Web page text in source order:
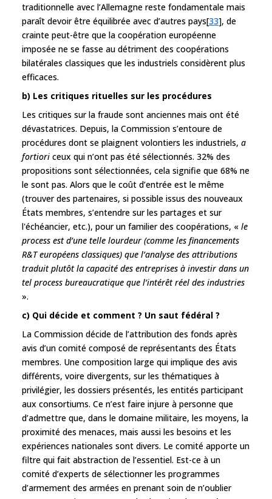
traditionnelle avec l’Allemagne reste fondamentale mais
paraît devoir être équilibrée avec d’autres pays[33], de
crainte peut-être que la coopération européenne
imposée ne se fasse au détriment des coopérations
bilatérales classiques que les industriels considèrent plus
efficaces.
b) Les critiques rituelles sur les procédures
Les critiques sur la fraude sont anciennes mais ont été
dévastatrices. Depuis, la Commission s’entoure de
procédures dont se plaignent volontiers les industriels, a
fortiori ceux qui n’ont pas été sélectionnés. 32% des
propositions sont sélectionnées, cela signifie que 68% ne
le sont pas. Alors que le coût d’entrée est le même
(trouver des partenaires, si possible issus des nouveaux
États membres, s’entendre sur les partages et sur
l'échéancier, etc.), pour un familier des coopérations, « le
process est d’une telle lourdeur (comme les financements
R&T européens classiques) que l’analyse des attributions
traduit plutôt la capacité des entreprises à investir dans un
tel process bureaucratique que l’intérêt réel des industries
».
c) Qui décide et comment ? Un saut fédéral ?
La Commission décide de l’attribution des fonds après
avis d’un comité composé de représentants des États
membres. Une composition large qui implique des avis
différents, voire divergents, sur les thématiques à
privilégier, les dossiers présentés, les entités participant
aux consortiums. Ce n’est faire injure à personne que
d’admettre que, dans le domaine militaire, les moyens, la
proximité des menaces, mais aussi les besoins et les
expériences nationales sont divers. Le comité apporte un
filtre qui fait abstraction de l’essentiel. Est-ce à un
comité d’experts de sélectionner les programmes
d’armement des armées en prenant soin de n’oublier